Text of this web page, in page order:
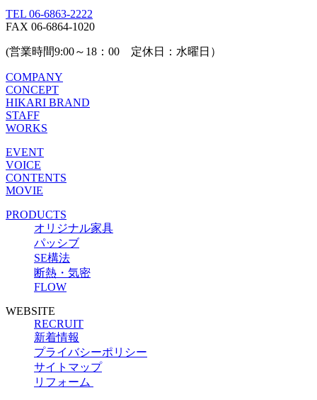
TEL 06-6863-2222
FAX 06-6864-1020
(営業時間9:00～18：00 定休日：水曜日）
COMPANY
CONCEPT
HIKARI BRAND
STAFF
WORKS
EVENT
VOICE
CONTENTS
MOVIE
PRODUCTS
オリジナル家具
パッシブ
SE構法
断熱・気密
FLOW
WEBSITE
RECRUIT
新着情報
プライバシーポリシー
サイトマップ
リフォーム